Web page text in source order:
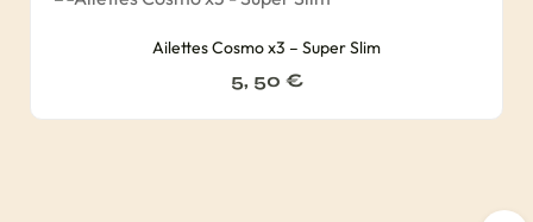
Ailettes Cosmo x3 – Super Slim
5, 50 €